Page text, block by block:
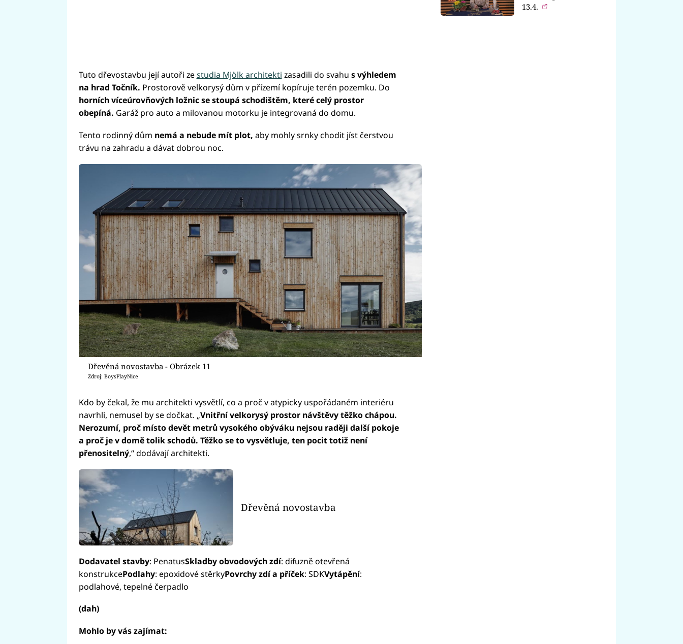
Tuto dřevostavbu její autoři zestudia Mjölk architekti zasadili do svahu s výhledem
na hrad Točník. Prostorově velkorysý dům v přízemí kopíruje terén pozemku. Do
horních víceúrovňových ložnic se stoupá schodištěm, které celý prostor
obepíná. Garáž pro auto a milovanou motorku je integrovaná do domu.
Tento rodinný dům nemá a nebude mít plot, aby mohly srnky chodit jíst čerstvou
trávu na zahradu a dávat dobrou noc.
Dřevěná novostavba - Obrázek 11
Zdroj: BoysPlayNice
Kdo by čekal, že mu architekti vysvětlí, co a proč v atypicky uspořádaném interiéru
navrhli, nemusel by se dočkat. „Vnitřní velkorysý prostor návštěvy těžko chápou.
Nerozumí, proč místo devět metrů vysokého obýváku nejsou raději další pokoje
a proč je v domě tolik schodů. Těžko se to vysvětluje, ten pocit totiž není
přenositelný,“ dodávají architekti.
Dřevěná novostavba
Dodavatel stavby: PenatusSkladby obvodových zdí: difuzně otevřená
konstrukcePodlahy: epoxidové stěrkyPovrchy zdí a příček: SDKVytápění:
podlahové, tepelné čerpadlo
(dah)
Mohlo by vás zajímat:
13.4.